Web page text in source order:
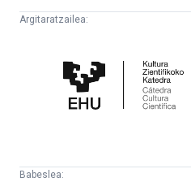
Argitaratzailea:
Zientifikoko
Katedra
Babeslea: